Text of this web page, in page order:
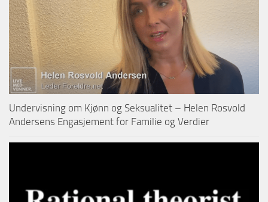
Undervisning om Kjønn og Seksualitet – Helen Rosvold
Andersens Engasjement for Familie og Verdier